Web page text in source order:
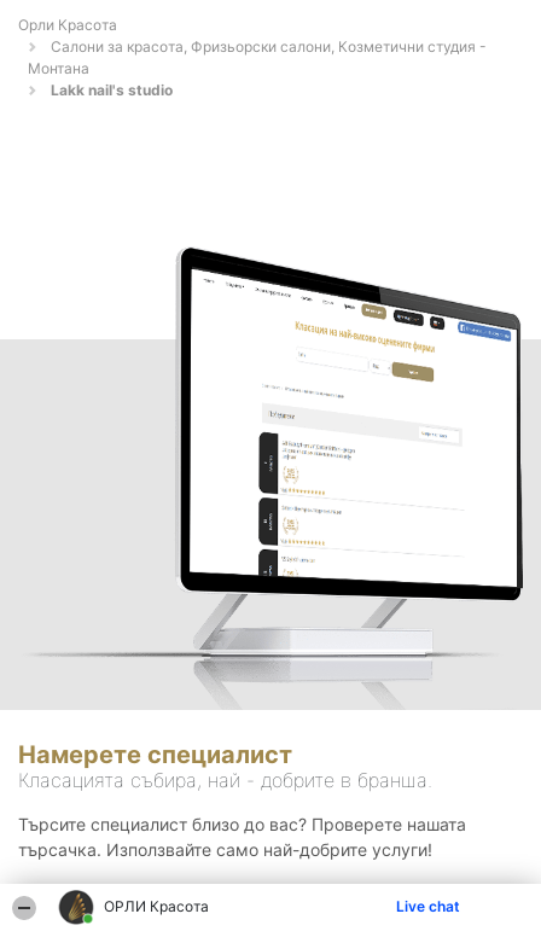
ОРЛИ Красота Live chat
Орли Красота
Салони за красота, Фризьорски салони, Козметични студия -
Монтана
Lakk nail's studio
Намерете специалист
Класацията събира, най - добрите в бранша.
Търсите специалист близо до вас? Проверете нашата
търсачка. Използвайте само най-добрите услуги!